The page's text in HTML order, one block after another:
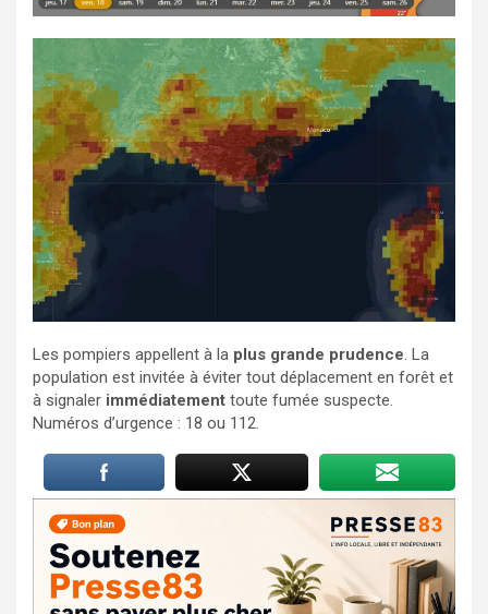
Les pompiers appellent à la plus grande prudence. La
population est invitée à éviter tout déplacement en forêt et
à signaler immédiatement toute fumée suspecte.
Numéros d’urgence : 18 ou 112.